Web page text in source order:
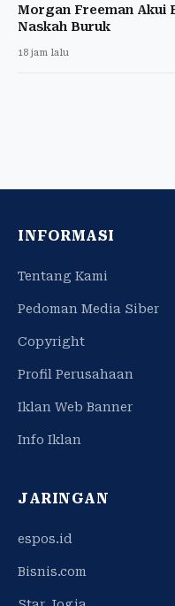
Morgan Freeman Akui
Naskah Buruk
18 jam lalu
INFORMASI
Tentang Kami
Pedoman Media Siber
Copyright
Profil Perusahaan
Iklan Web Banner
Info Iklan
JARINGAN
espos.id
Bisnis.com